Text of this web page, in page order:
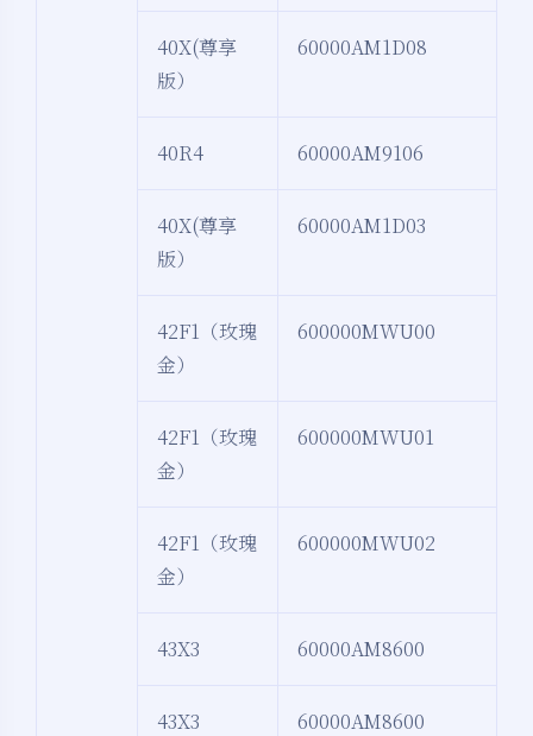
40X(尊享
版）
60000AM1D08
40R4 60000AM9106
40X(尊享
版）
60000AM1D03
42F1（玫瑰
金）
600000MWU00
42F1（玫瑰
金）
600000MWU01
42F1（玫瑰
金）
600000MWU02
43X3 60000AM8600
43X3 60000AM8600